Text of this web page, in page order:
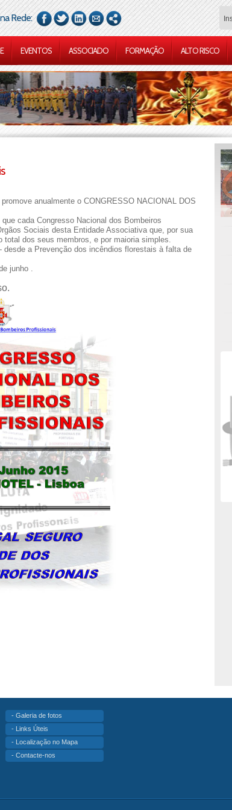
Rede:
EVENTOS ASSOCIADO FORMAÇÃO ALTO RISCO
anualmente o CONGRESSO NACIONAL DOS
cada Congresso Nacional dos Bombeiros
Sociais desta Entidade Associativa que, por sua
dos seus membros, e por maioria simples.
a Prevenção dos incêndios florestais à falta de
junho .
- Galeria de fotos
- Links Úteis
- Localização no Mapa
- Contacte-nos